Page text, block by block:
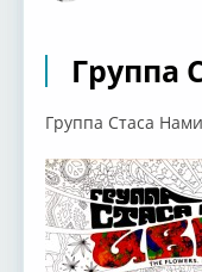
Группа
Группа Стаса